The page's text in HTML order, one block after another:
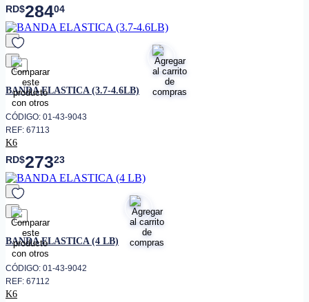
RD$28404
favorito
BANDA ELASTICA (3.7-4.6LB)
CÓDIGO: 01-43-9043
REF: 67113
K6
RD$27323
favorito
BANDA ELASTICA (4 LB)
CÓDIGO: 01-43-9042
REF: 67112
K6